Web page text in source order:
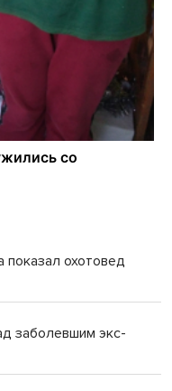
показал охотовед
заболевшим экс-